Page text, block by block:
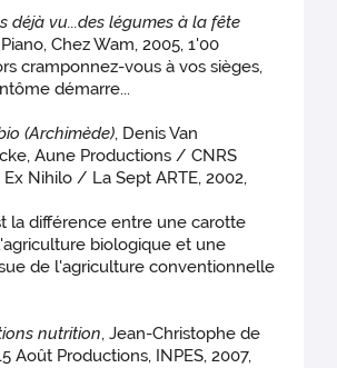
déjà vu...des légumes à la fête
Piano, Chez Wam, 2005, 1'00
cramponnez-vous à vos sièges,
démarre...
(Archimède), Denis Van
Aune Productions / CNRS
Nihilo / La Sept ARTE, 2002,
la différence entre une carotte
biologique et une
de l'agriculture conventionnelle
nutrition, Jean-Christophe de
Août Productions, INPES, 2007,